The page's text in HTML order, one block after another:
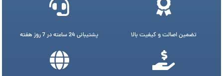
تضمین اصالت و کیفیت بالا پشتیبانی 24 ساعته در 7 روز هفته